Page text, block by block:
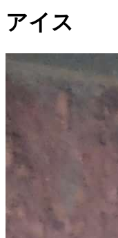
アイス